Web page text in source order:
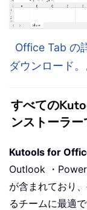
Office Tab の
ダウンロード。
すべての
ンストーラー
Kutools for
Outlook ・
が含まれており
るチームに最適で